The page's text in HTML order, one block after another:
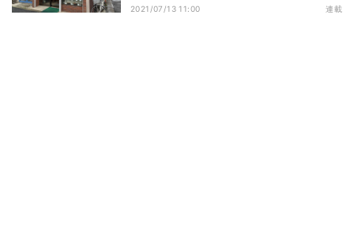
2021/07/13 11:00 連載